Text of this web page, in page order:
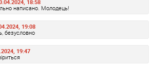
18:58
написано. Молодець!
19:08
безусловно
19:47